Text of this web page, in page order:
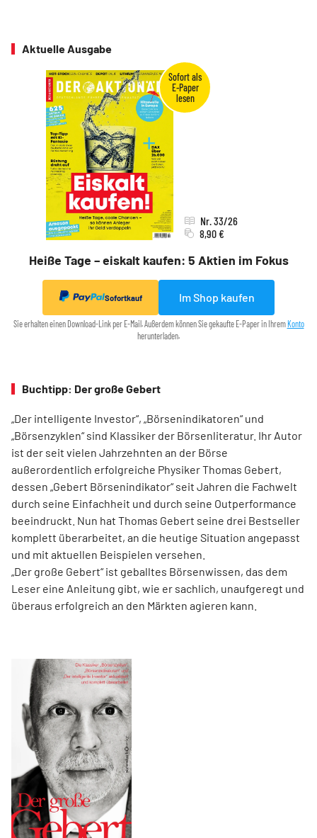
Aktuelle Ausgabe
Heiße Tage – eiskalt kaufen: 5 Aktien im Fokus
Nr. 33/26
8,90 €
Sofortkauf Im Shop kaufen
Sie erhalten einen Download-Link per E-Mail. Außerdem können Sie gekaufte E-Paper in Ihrem Konto
herunterladen.
Buchtipp: Der große Gebert
„Der intelligente Investor“, „Börsenindikatoren“ und
„Börsenzyklen“ sind Klassiker der Börsen­literatur. Ihr Autor
ist der seit vielen Jahrzehnten an der Börse
außerordentlich erfolgreiche Physiker Thomas Gebert,
dessen „Gebert Börsenindikator“ seit Jahren die Fachwelt
durch seine Einfachheit und durch seine Outperformance
beeindruckt. Nun hat Thomas Gebert seine drei Best­seller
komplett überarbeitet, an die heutige ­Situation angepasst
und mit aktuellen Beispielen ver­sehen.
„Der große Gebert“ ist geballtes Börsenwissen, das dem
Leser eine Anleitung gibt, wie er sachlich, unaufgeregt und
überaus erfolgreich an den Märkten agieren kann.